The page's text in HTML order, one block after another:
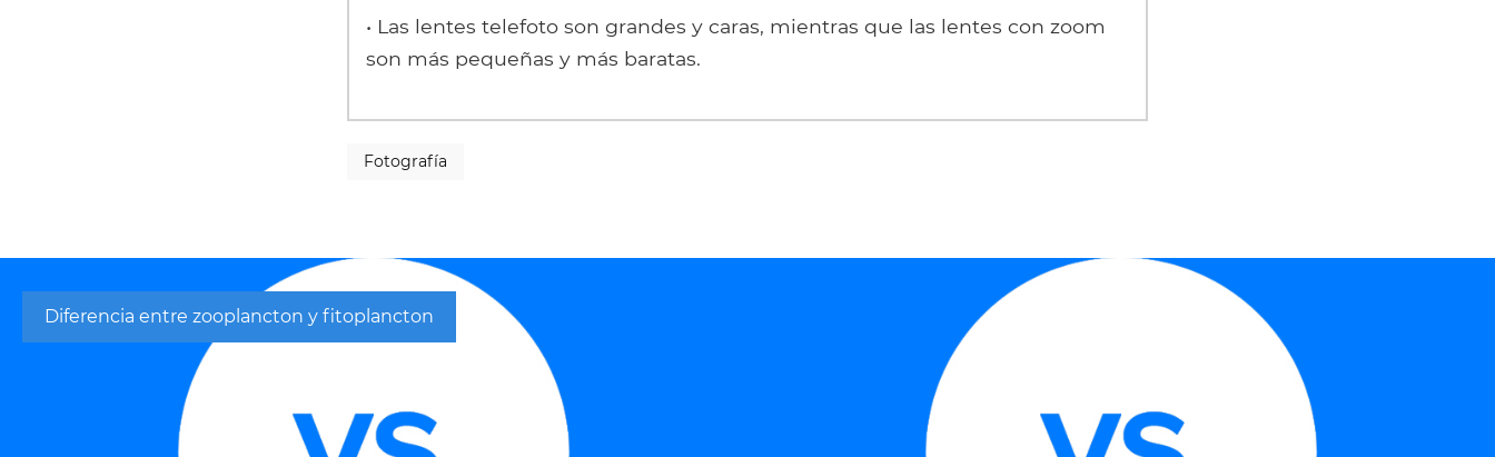
• Las lentes telefoto son grandes y caras, mientras que las lentes con zoom
son más pequeñas y más baratas.
Fotografía
Diferencia entre zooplancton y fitoplancton